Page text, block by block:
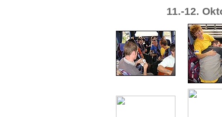
11.-12.